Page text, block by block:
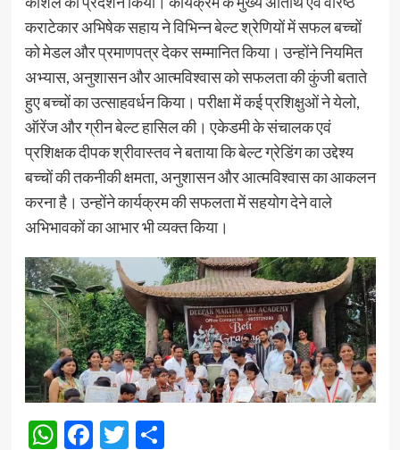
कराटेकार अभिषेक सहाय ने विभिन्न बेल्ट श्रेणियों में सफल बच्चों
को मेडल और प्रमाणपत्र देकर सम्मानित किया। उन्होंने नियमित
अभ्यास, अनुशासन और आत्मविश्वास को सफलता की कुंजी बताते
हुए बच्चों का उत्साहवर्धन किया। परीक्षा में कई प्रशिक्षुओं ने येलो,
ऑरेंज और ग्रीन बेल्ट हासिल की। एकेडमी के संचालक एवं
प्रशिक्षक दीपक श्रीवास्तव ने बताया कि बेल्ट ग्रेडिंग का उद्देश्य
बच्चों की तकनीकी क्षमता, अनुशासन और आत्मविश्वास का आकलन
करना है। उन्होंने कार्यक्रम की सफलता में सहयोग देने वाले
अभिभावकों का आभार भी व्यक्त किया।
WhatsApp
Facebook
Twitter
Share